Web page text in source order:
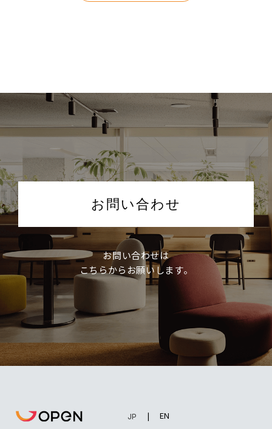
お問い合わせ
お問い合わせは
こちらからお願いします。
EN
JP